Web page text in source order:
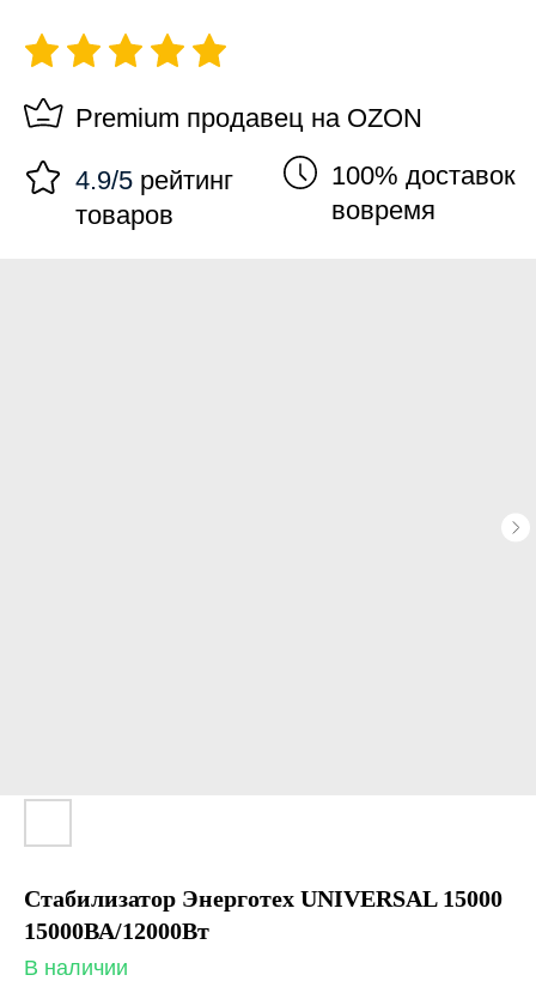
4.9/5рейтинг
100% доставок
Стабилизатор Энерготех UNIVERSAL 15000
15000ВА/12000Вт
В наличии